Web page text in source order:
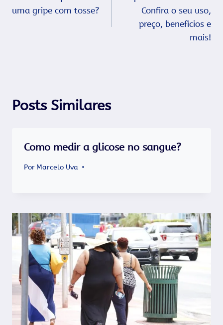
uma gripe com tosse?
Confira o seu uso,
preço, benefícios e
mais!
Posts Similares
Como medir a glicose no sangue?
Por Marcelo Uva